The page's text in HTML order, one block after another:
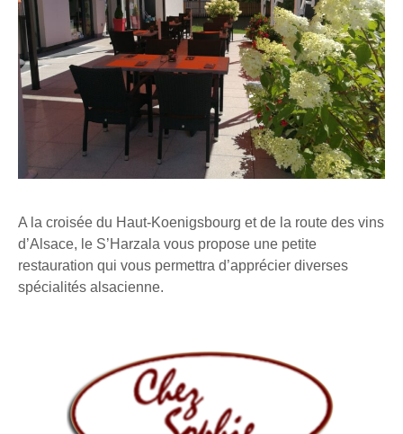
A la croisée du Haut-Koenigsbourg et de la route des vins
d’Alsace, le S’Harzala vous propose une petite
restauration qui vous permettra d’apprécier diverses
spécialités alsacienne.